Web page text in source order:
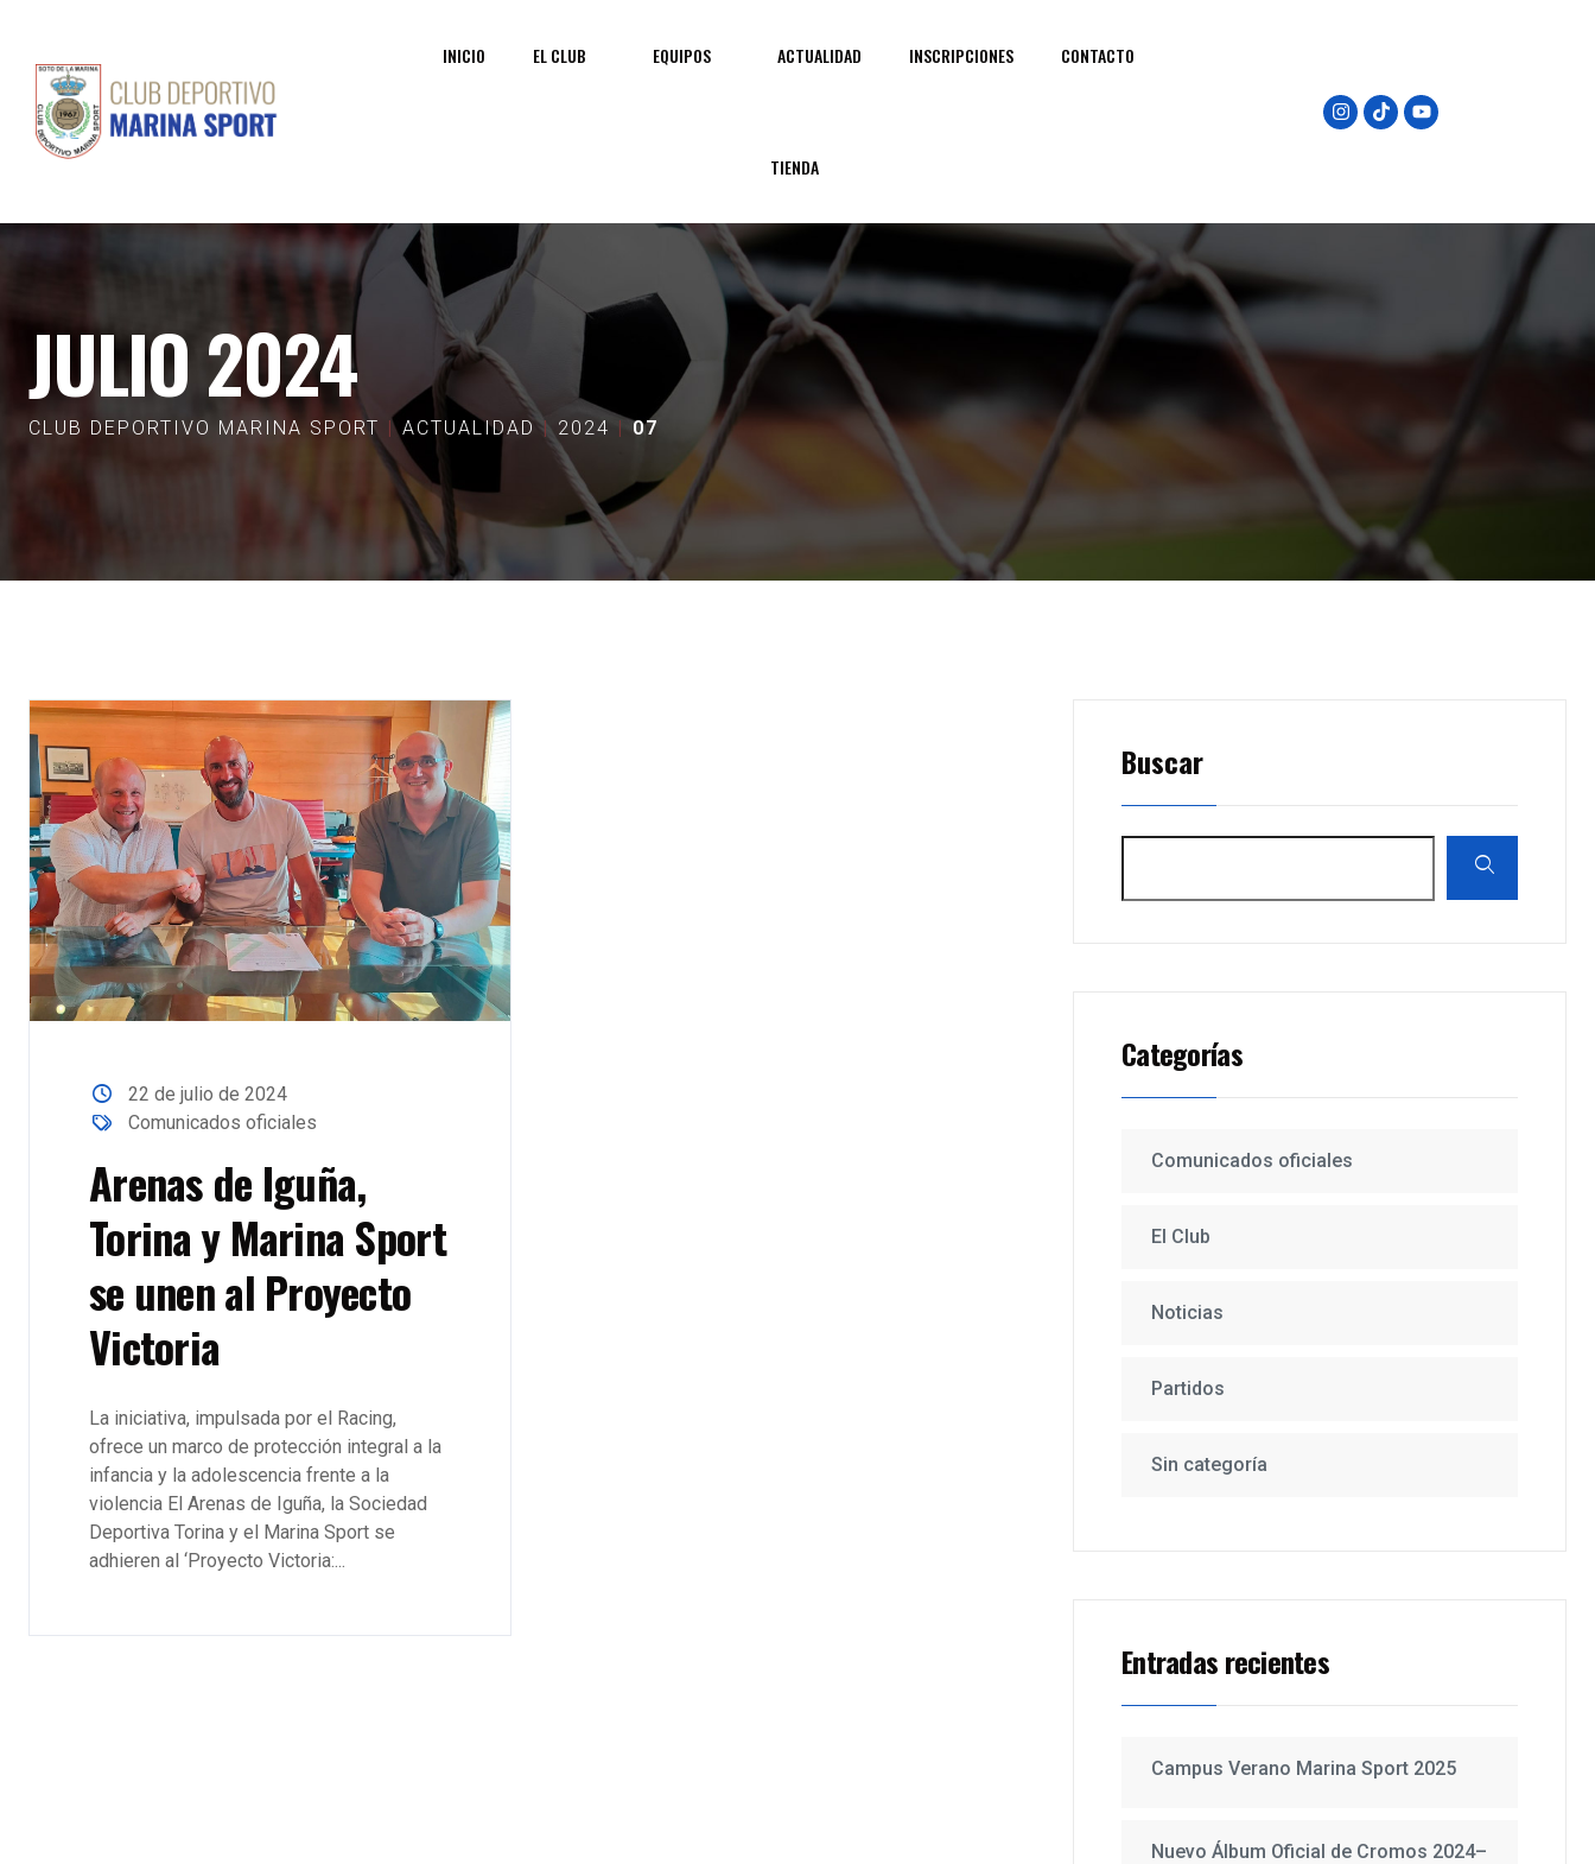
INICIO EL CLUB EQUIPOS ACTUALIDAD INSCRIPCIONES CONTACTO
TIENDA
JULIO 2024
CLUB DEPORTIVO MARINA SPORT ACTUALIDAD 2024 07
22 de julio de 2024
Comunicados oficiales
Arenas de Iguña,
Torina y Marina Sport
se unen al Proyecto
Victoria
La iniciativa, impulsada por el Racing,
ofrece un marco de protección integral a la
infancia y la adolescencia frente a la
violencia El Arenas de Iguña, la Sociedad
Deportiva Torina y el Marina Sport se
adhieren al ‘Proyecto Victoria:...
Buscar
Categorías
Comunicados oficiales
El Club
Noticias
Partidos
Sin categoría
Entradas recientes
Campus Verano Marina Sport 2025
Nuevo Álbum Oficial de Cromos 2024–